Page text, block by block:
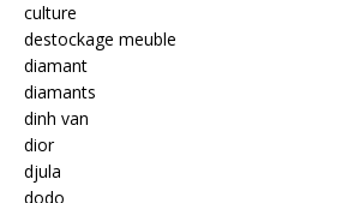
culture
destockage meuble
diamant
diamants
dinh van
dior
djula
dodo